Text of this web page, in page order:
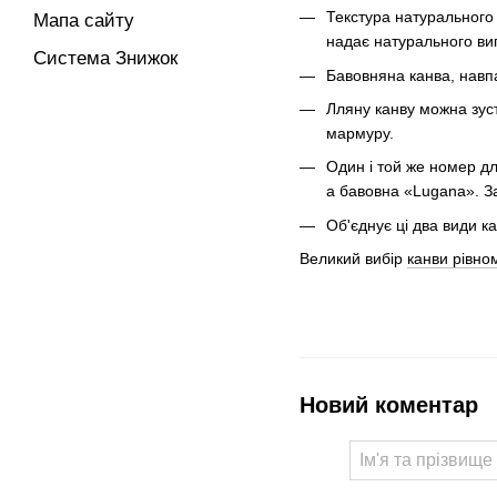
Текстура
надає натурального
Бавовняна канва,
Лляну канву можна
мармуру. ⠀
Один і той же номер
а бавовна «Lugana».
Об'єднує ці два види
Великий вибір канви
Новий коментар
Мапа сайту
Система Знижок